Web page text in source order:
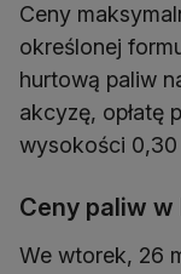
Ceny
określonej
hurtową paliw
akcyzę, opłatę
wysokości 0,30
Ceny paliw w
We wtorek, 26